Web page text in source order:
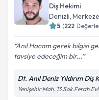
Diş Hekimi
Denizli,
5 (222
Anıl Hocam gerek bilgisi
tavsiye edeceğim bir...
Dt. Anıl Deniz Yıldırım Diş
Yenişehir Mah. 13.Sok.Ferah